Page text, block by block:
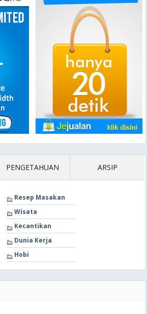
PENGETAHUAN ARSIP
Resep Masakan
Wisata
Kecantikan
Dunia Kerja
Hobi